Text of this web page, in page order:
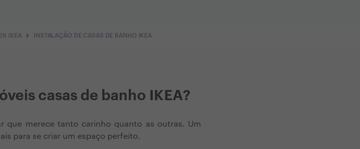
IKEAarrow_right INSTALAÇÃO DE CASAS DE BANHO IKEA
casas de banho IKEA?
que merece tanto carinho quanto as outras. Um
para se criar um espaço perfeito.